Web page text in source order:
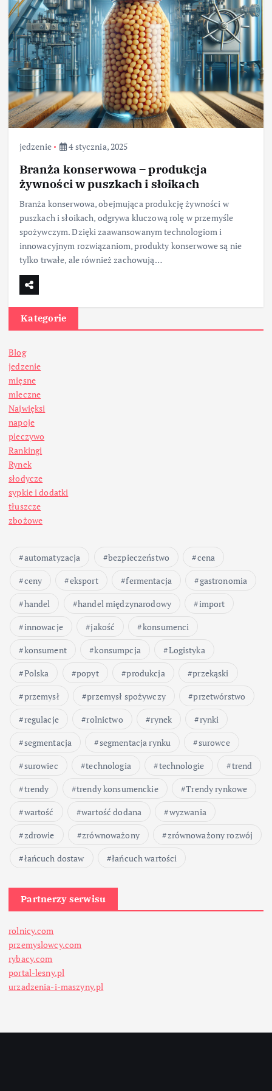
jedzenie 4 stycznia, 2025
Branża konserwowa – produkcja
żywności w puszkach i słoikach
Branża konserwowa, obejmująca produkcję żywności w
puszkach i słoikach, odgrywa kluczową rolę w przemyśle
spożywczym. Dzięki zaawansowanym technologiom i
innowacyjnym rozwiązaniom, produkty konserwowe są nie
tylko trwałe, ale również zachowują…
Kategorie
Blog
jedzenie
mięsne
mleczne
Najwięksi
napoje
pieczywo
Rankingi
Rynek
słodycze
sypkie i dodatki
tłuszcze
zbożowe
automatyzacja bezpieczeństwo
cena
ceny
eksport fermentacja
gastronomia
handel
handel międzynarodowy
import
innowacje
jakość
konsumenci
konsument
konsumpcja
Logistyka
Polska
popyt produkcja
przekąski
przemysł
przemysł spożywczy
przetwórstwo
regulacje
rolnictwo rynek
rynki
segmentacja
segmentacja rynku
surowce
surowiec
technologia technologie
trend
trendy
trendy konsumenckie
Trendy rynkowe
wartość
wartość dodana
wyzwania
zdrowie
zrównoważony
zrównoważony rozwój
łańcuch dostaw
łańcuch wartości
Partnerzy serwisu
rolnicy.com
przemyslowcy.com
rybacy.com
portal-lesny.pl
urzadzenia-i-maszyny.pl